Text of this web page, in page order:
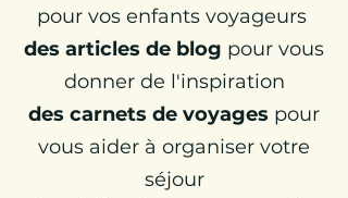
pour vos enfants voyageurs
des articles de blog pour vous
donner de l'inspiration
des carnets de voyages pour
vous aider à organiser votre
séjour